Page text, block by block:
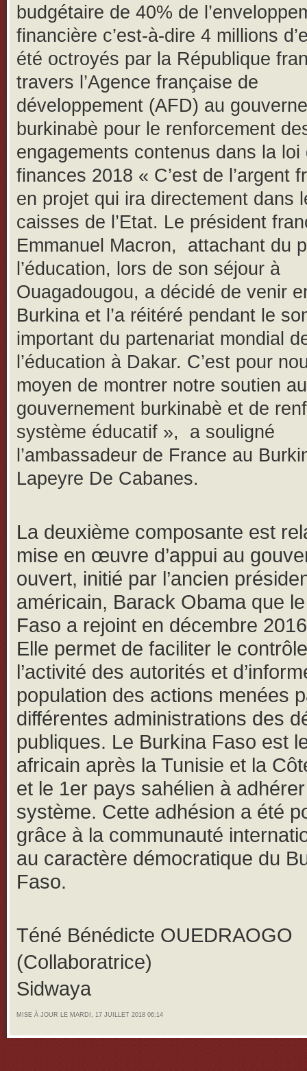
budgétaire de 40% de
financière c’est-à-dire 4 millions
été octroyés par la République
travers l’Agence française de
développement (AFD) au
burkinabè pour le renforcement
engagements contenus dans la loi
finances 2018 « C’est de l’argent
en projet qui ira directement dans
caisses de l’Etat. Le président
Emmanuel Macron, attachant du
l’éducation, lors de son séjour à
Ouagadougou, a décidé de venir
Burkina et l’a réitéré pendant le
important du partenariat mondial
l’éducation à Dakar. C’est pour
moyen de montrer notre soutien au
gouvernement burkinabè et de
système éducatif », a souligné
l’ambassadeur de France au
Lapeyre De Cabanes.
La deuxième composante est
mise en œuvre d’appui au
ouvert, initié par l’ancien
américain, Barack Obama que
Faso a rejoint en décembre
Elle permet de faciliter le
l’activité des autorités et
population des actions menées
différentes administrations des
publiques. Le Burkina Faso est
africain après la Tunisie et la
et le 1er pays sahélien à
système. Cette adhésion a été
grâce à la communauté
au caractère démocratique du
Faso.
Téné Bénédicte OUEDRAOGO
(Collaboratrice)
Sidwaya
MISE À JOUR LE MARDI, 17 JUILLET 2018 06:14